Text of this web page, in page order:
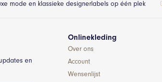
mode en klassieke designerlabels op één plek
en
Onlinekleding
Over ons
Account
Wensenlijst